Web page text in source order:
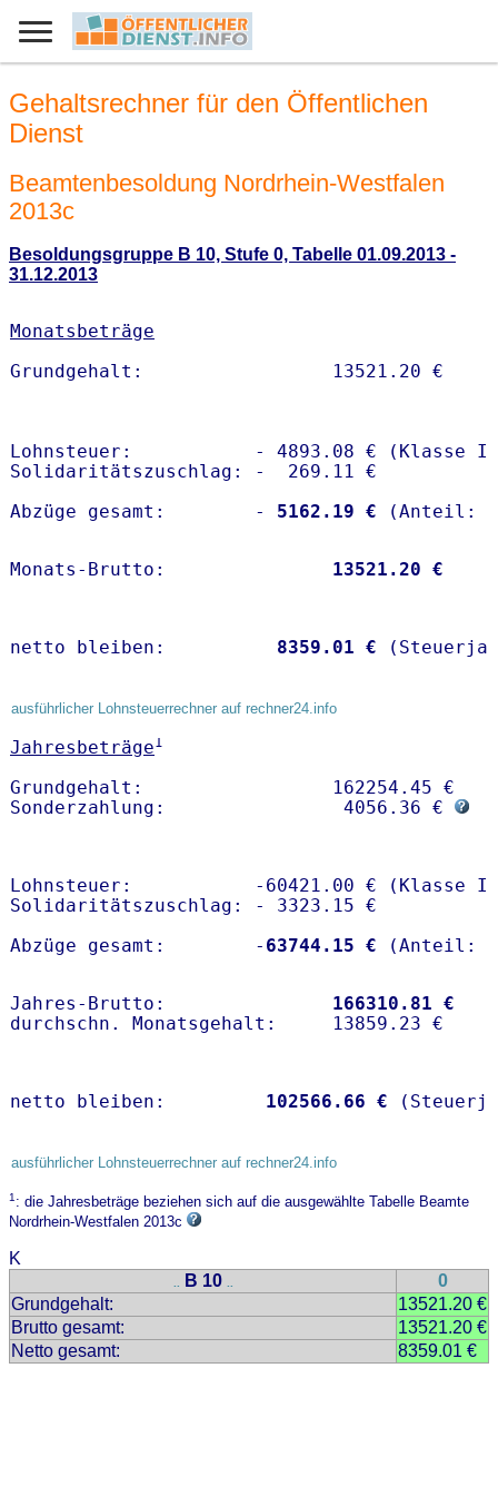
Gehaltsrechner für den Öffentlichen
Dienst
Beamtenbesoldung Nordrhein-Westfalen
2013c
Besoldungsgruppe B 10, Stufe 0, Tabelle 01.09.2013 -
31.12.2013
Monatsbeträge
Lohnsteuer:           - 4893.08 € (Klasse I)
Solidaritätszuschlag: -  269.11 €
Abzüge gesamt:        -
5162.19 €
Monats-Brutto: 13521.20 €
netto bleiben: 8359.01 €
ausführlicher Lohnsteuerrechner auf rechner24.info
Jahresbeträge1
Grundgehalt:                 162254.45 €
Sonderzahlung:                4056.36 €
Lohnsteuer:           -60421.00 € (Klasse I)
Solidaritätszuschlag: - 3323.15 €
Abzüge gesamt:        - 63744.15 €
Jahres-Brutto: 166310.81 €
netto bleiben: 102566.66 €
ausführlicher Lohnsteuerrechner auf rechner24.info
1: die Jahresbeträge beziehen sich auf die ausgewählte Tabelle Beamte
Nordrhein-Westfalen 2013c
K
.. B 10 ..
0
Grundgehalt:
13521.20 €
Brutto gesamt:
13521.20 €
Netto gesamt:
8359.01 €